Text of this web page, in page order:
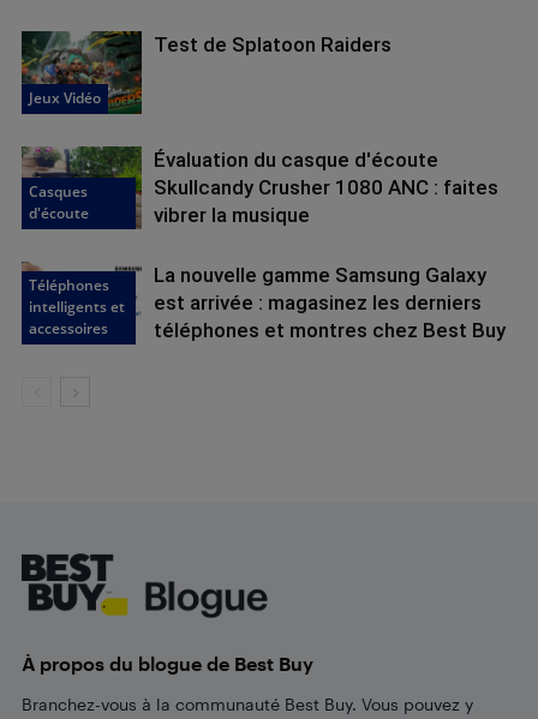
Jeux Vidéo
Test de Splatoon Raiders
Casques
d'écoute
Évaluation du casque d'écoute
Skullcandy Crusher 1080 ANC : faites
vibrer la musique
Téléphones
intelligents et
accessoires
La nouvelle gamme Samsung Galaxy
est arrivée : magasinez les derniers
téléphones et montres chez Best Buy
À propos du blogue de Best Buy
Branchez-vous à la communauté Best Buy. Vous pouvez y